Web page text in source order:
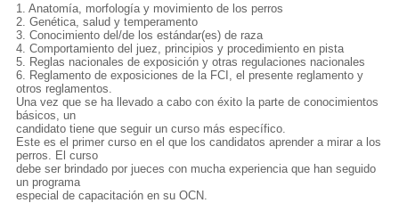
1. Anatomía, morfología y movimiento de los perros
2. Genética, salud y temperamento
3. Conocimiento del/de los estándar(es) de raza
4. Comportamiento del juez, principios y procedimiento en pista
5. Reglas nacionales de exposición y otras regulaciones nacionales
6. Reglamento de exposiciones de la FCI, el presente reglamento y
otros reglamentos.
Una vez que se ha llevado a cabo con éxito la parte de conocimientos
básicos, un
candidato tiene que seguir un curso más específico.
Este es el primer curso en el que los candidatos aprender a mirar a los
perros. El curso
debe ser brindado por jueces con mucha experiencia que han seguido
un programa
especial de capacitación en su OCN.